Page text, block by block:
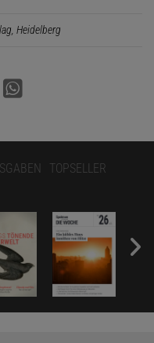
Heidelberg
TOPSELLER